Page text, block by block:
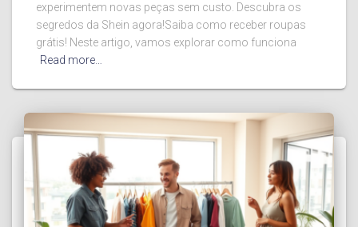
experimentem novas peças sem custo. Descubra os
segredos da Shein agora!Saiba como receber roupas
grátis! Neste artigo, vamos explorar como funciona
Read more…